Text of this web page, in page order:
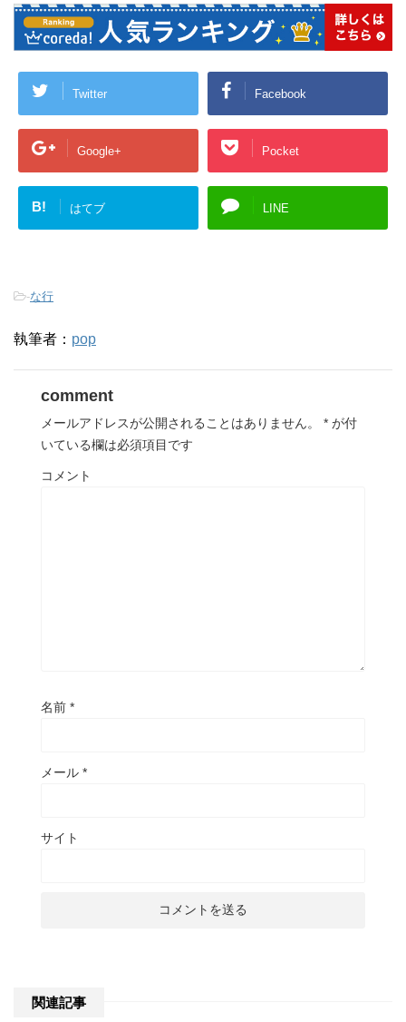
Twitter Facebook
Google+ Pocket
B! はてブ LINE
-な行
執筆者： pop
comment
メールアドレスが公開されることはありません。 * が付
いている欄は必須項目です
コメント
名前 *
メール *
サイト
関連記事